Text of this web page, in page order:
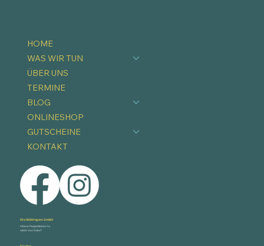
HOME
WAS WIR TUN
ÜBER UNS
TERMINE
BLOG
ONLINESHOP
GUTSCHEINE
KONTAKT
Die Stöttingers GmbH
Obere Pappelleiten 14
4655 Vorchdorf